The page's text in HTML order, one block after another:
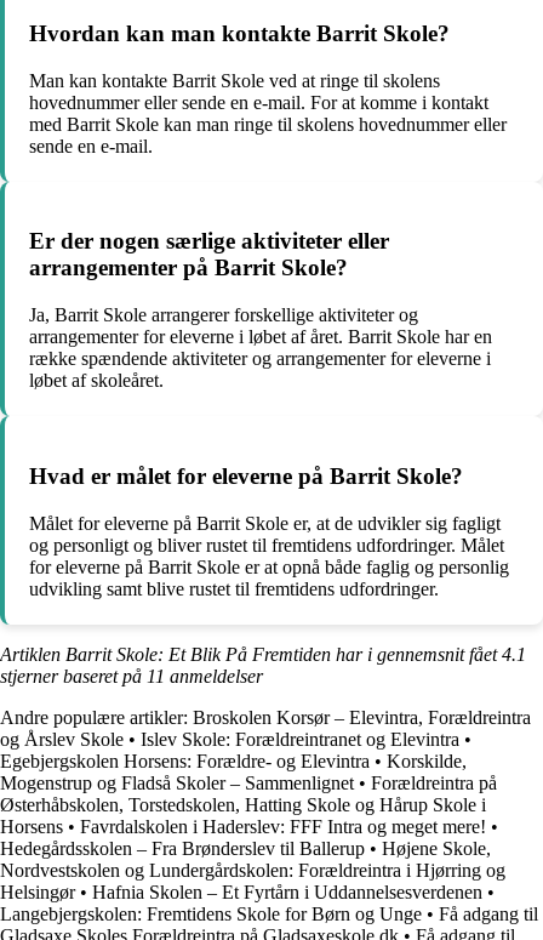
Hvordan kan man kontakte Barrit Skole?
Man kan kontakte Barrit Skole ved at ringe til skolens
hovednummer eller sende en e-mail. For at komme i kontakt
med Barrit Skole kan man ringe til skolens hovednummer eller
sende en e-mail.
Er der nogen særlige aktiviteter eller
arrangementer på Barrit Skole?
Ja, Barrit Skole arrangerer forskellige aktiviteter og
arrangementer for eleverne i løbet af året. Barrit Skole har en
række spændende aktiviteter og arrangementer for eleverne i
løbet af skoleåret.
Hvad er målet for eleverne på Barrit Skole?
Målet for eleverne på Barrit Skole er, at de udvikler sig fagligt
og personligt og bliver rustet til fremtidens udfordringer. Målet
for eleverne på Barrit Skole er at opnå både faglig og personlig
udvikling samt blive rustet til fremtidens udfordringer.
Artiklen Barrit Skole: Et Blik På Fremtiden har i gennemsnit fået4.1
stjerner baseret på 11 anmeldelser
Andre populære artikler: Broskolen Korsør – Elevintra, Forældreintra
og Årslev Skole • Islev Skole: Forældreintranet og Elevintra •
Egebjergskolen Horsens: Forældre- og Elevintra • Korskilde,
Mogenstrup og Fladså Skoler – Sammenlignet • Forældreintra på
Østerhåbskolen, Torstedskolen, Hatting Skole og Hårup Skole i
Horsens • Favrdalskolen i Haderslev: FFF Intra og meget mere! •
Hedegårdsskolen – Fra Brønderslev til Ballerup • Højene Skole,
Nordvestskolen og Lundergårdskolen: Forældreintra i Hjørring og
Helsingør• Hafnia Skolen – Et Fyrtårn i Uddannelsesverdenen •
Langebjergskolen: Fremtidens Skole for Børn og Unge • Få adgang til
Gladsaxe Skoles Forældreintra på Gladsaxeskole.dk • Få adgang til